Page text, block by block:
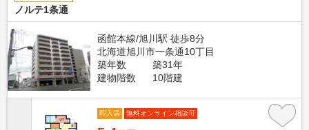
ノルテ1条通
函館本線/旭川駅 徒歩8分
北海道旭川市一条通10丁目
築年数
築31年
建物階数
10階建
即入居 無料オンライン相談可